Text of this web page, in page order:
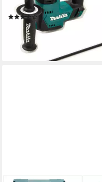
und Ladegerät, 12V max.
(2)
ab 92,96 € UVP123,00 €
lieferbar - in 1-2 Werktagen bei dir